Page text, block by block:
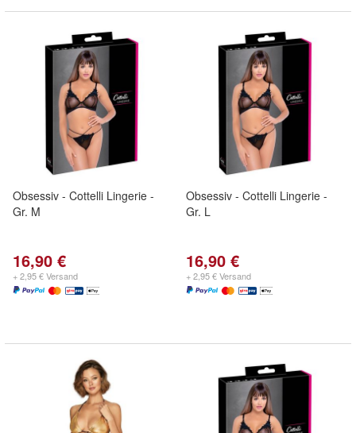
Obsessiv - Cottelli Lingerie -
Gr. M
16,90 €
+ 2,95 € Versand
Obsessiv - Cottelli Lingerie -
Gr. L
16,90 €
+ 2,95 € Versand